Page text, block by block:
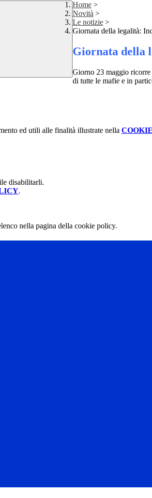
Home >
Novità >
Le notizie >
Giornata della legalità:
Giornata della
Giorno 23 maggio
di tutte le mafie e in
ed utili alle finalità illustrate nella
disabilitarli.
.
nella pagina della cookie policy.